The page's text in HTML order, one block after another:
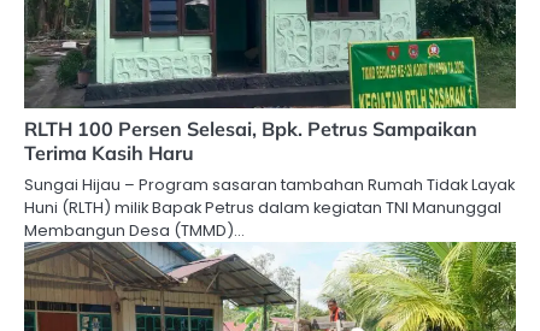
RLTH 100 Persen Selesai, Bpk. Petrus Sampaikan
Terima Kasih Haru
Sungai Hijau – Program sasaran tambahan Rumah Tidak Layak
Huni (RLTH) milik Bapak Petrus dalam kegiatan TNI Manunggal
Membangun Desa (TMMD)…